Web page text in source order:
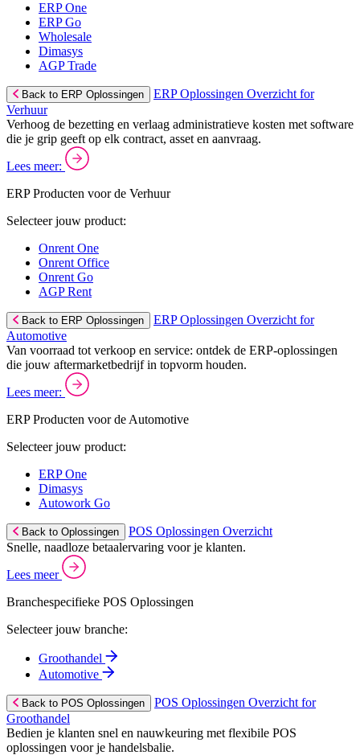
ERP One
ERP Go
Wholesale
Dimasys
AGP Trade
Back to ERP Oplossingen
ERP Oplossingen Overzicht for
Verhuur
Verhoog de bezetting en verlaag administratieve kosten met software
die je grip geeft op elk contract, asset en aanvraag.
Lees meer:
ERP Producten voor de Verhuur
Selecteer jouw product:
Onrent One
Onrent Office
Onrent Go
AGP Rent
Back to ERP Oplossingen
ERP Oplossingen Overzicht for
Automotive
Van voorraad tot verkoop en service: ontdek de ERP-oplossingen
die jouw aftermarketbedrijf in topvorm houden.
Lees meer:
ERP Producten voor de Automotive
Selecteer jouw product:
ERP One
Dimasys
Autowork Go
Back to Oplossingen
POS Oplossingen Overzicht
Snelle, naadloze betaalervaring voor je klanten.
Lees meer
Branchespecifieke POS Oplossingen
Selecteer jouw branche:
Groothandel
Automotive
Back to POS Oplossingen
POS Oplossingen Overzicht for
Groothandel
Bedien je klanten snel en nauwkeuring met flexibile POS
oplossingen voor je handelsbalie.